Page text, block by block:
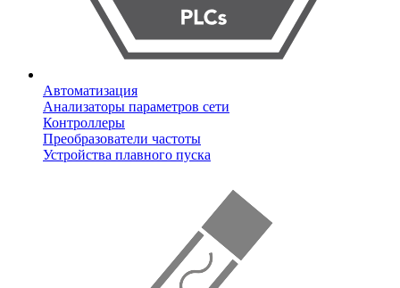
Автоматизация
Анализаторы параметров сети
Контроллеры
Преобразователи частоты
Устройства плавного пуска